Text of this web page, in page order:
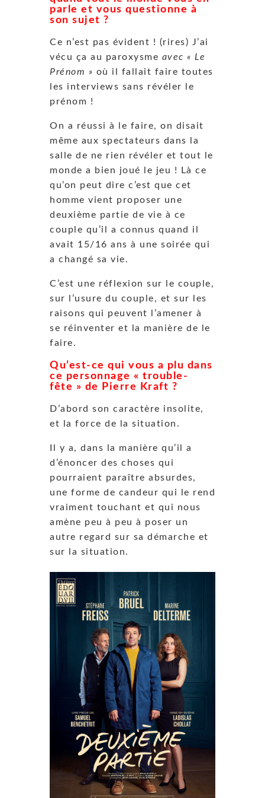
parle et vous questionne à
son sujet ?
Ce n’est pas évident ! (rires) J’ai
vécu ça au paroxysme avec « Le
Prénom » où il fallait faire toutes
les interviews sans révéler le
prénom !
On a réussi à le faire, on disait
même aux spectateurs dans la
salle de ne rien révéler et tout le
monde a bien joué le jeu ! Là ce
qu’on peut dire c’est que cet
homme vient proposer une
deuxième partie de vie à ce
couple qu’il a connus quand il
avait 15/16 ans à une soirée qui
a changé sa vie.
C’est une réflexion sur le couple,
sur l’usure du couple, et sur les
raisons qui peuvent l’amener à
se réinventer et la manière de le
faire.
Qu’est-ce qui vous a plu dans
ce personnage « trouble-
fête » de Pierre Kraft ?
D’abord son caractère insolite,
et la force de la situation.
Il y a, dans la manière qu’il a
d’énoncer des choses qui
pourraient paraître absurdes,
une forme de candeur qui le rend
vraiment touchant et qui nous
amène peu à peu à poser un
autre regard sur sa démarche et
sur la situation.